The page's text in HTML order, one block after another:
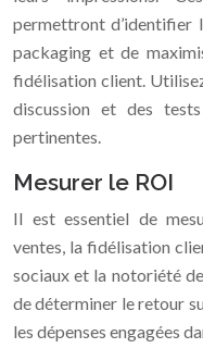
permettront d’identifier
packaging et de
fidélisation client.
discussion et des
pertinentes.
Mesurer le ROI
Il est essentiel de
ventes, la fidélisation
sociaux et la notoriété
de déterminer le retour
les dépenses engagées